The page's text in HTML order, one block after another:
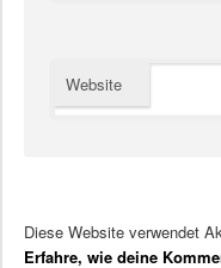
Website
Diese Website verwendet
Erfahre, wie deine